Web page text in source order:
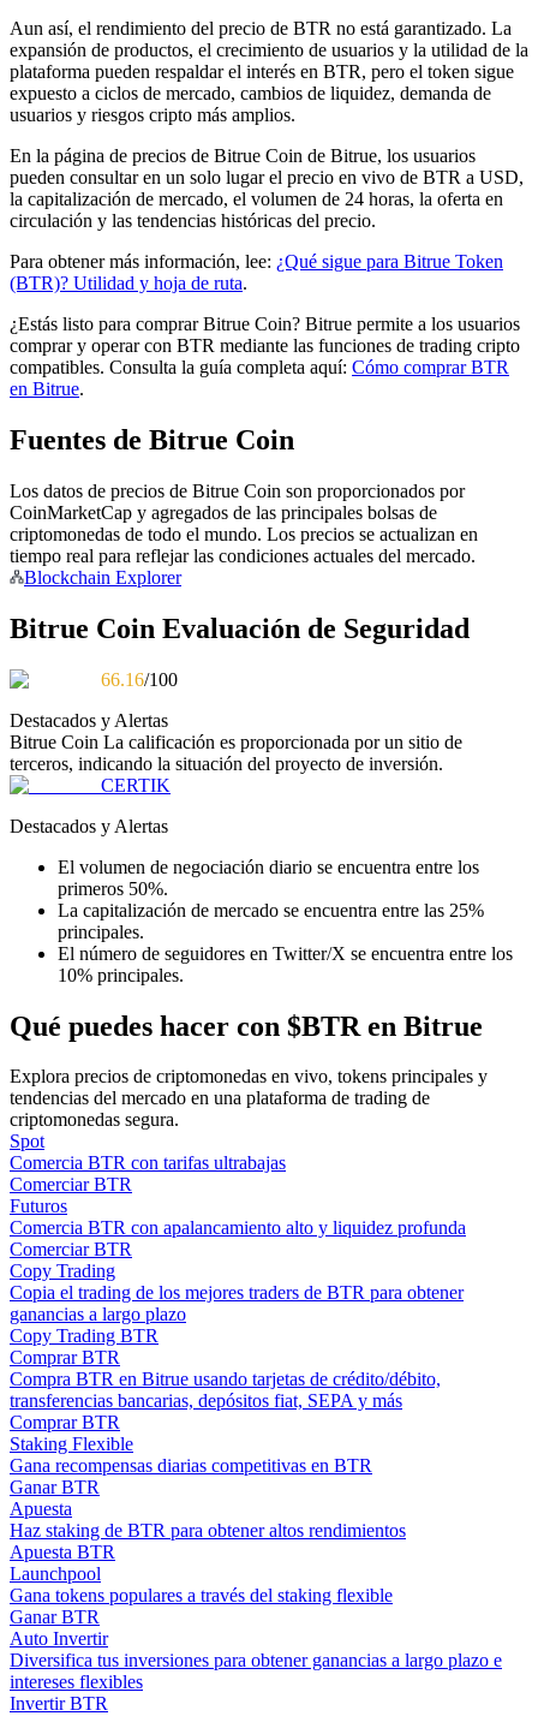
Aprender Staking
Bitrue
AI
Bitrue Partners
Afiliados de Bitrue
Referencia
Invita a un amigo para recibir recompensas en efectivo
BTC Welcome Rewards
BTC Welcome Rewards
Deposit & Trade BTC to Share 25000 USDT prize pool!
Deposit CASHCAT & Win
Share 500000 CASHCAT prize pool
Exclusive for BitMart Users
Register & Trade to Win 500,000 USDT
Precious Metals Trading Carnival
Aun así, el rendimiento del precio de BTR no está garantizado. La
expansión de productos, el crecimiento de usuarios y la utilidad de la
plataforma pueden respaldar el interés en BTR, pero el token sigue
expuesto a ciclos de mercado, cambios de liquidez, demanda de
usuarios y riesgos cripto más amplios.
En la página de precios de Bitrue Coin de Bitrue, los usuarios
pueden consultar en un solo lugar el precio en vivo de BTR a USD,
la capitalización de mercado, el volumen de 24 horas, la oferta en
circulación y las tendencias históricas del precio.
Para obtener más información, lee: ¿Qué sigue para Bitrue Token
(BTR)? Utilidad y hoja de ruta.
¿Estás listo para comprar Bitrue Coin? Bitrue permite a los usuarios
comprar y operar con BTR mediante las funciones de trading cripto
compatibles. Consulta la guía completa aquí: Cómo comprar BTR
en Bitrue.
Fuentes de Bitrue Coin
Los datos de precios de Bitrue Coin son proporcionados por
CoinMarketCap y agregados de las principales bolsas de
criptomonedas de todo el mundo. Los precios se actualizan en
tiempo real para reflejar las condiciones actuales del mercado.
Blockchain Explorer
Bitrue Coin Evaluación de Seguridad
66.16/100
Destacados y Alertas
Bitrue Coin La calificación es proporcionada por un sitio de
terceros, indicando la situación del proyecto de inversión.
CERTIK
Destacados y Alertas
El volumen de negociación diario se encuentra entre los
primeros 50%.
La capitalización de mercado se encuentra entre las 25%
principales.
El número de seguidores en Twitter/X se encuentra entre los
10% principales.
Qué puedes hacer con $BTR en Bitrue
Explora precios de criptomonedas en vivo, tokens principales y
tendencias del mercado en una plataforma de trading de
criptomonedas segura.
Spot
Comercia BTR con tarifas ultrabajas
Comerciar BTR
Futuros
Comercia BTR con apalancamiento alto y liquidez profunda
Comerciar BTR
Copy Trading
Copia el trading de los mejores traders de BTR para obtener
ganancias a largo plazo
Copy Trading BTR
Comprar BTR
Compra BTR en Bitrue usando tarjetas de crédito/débito,
transferencias bancarias, depósitos fiat, SEPA y más
Comprar BTR
Staking Flexible
Gana recompensas diarias competitivas en BTR
Ganar BTR
Apuesta
Haz staking de BTR para obtener altos rendimientos
Apuesta BTR
Launchpool
Gana tokens populares a través del staking flexible
Ganar BTR
Auto Invertir
Diversifica tus inversiones para obtener ganancias a largo plazo e
intereses flexibles
Invertir BTR